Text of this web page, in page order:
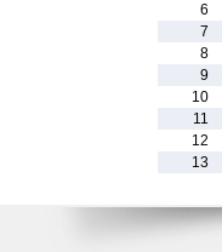
6
7
8
9
10
11
12
13